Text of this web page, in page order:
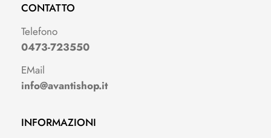
CONTATTO
Telefono
0473-723550
EMail
info@avantishop.it
INFORMAZIONI